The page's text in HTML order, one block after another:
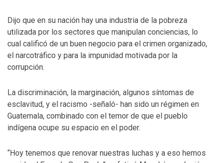
Dijo que en su nación hay una industria de la pobreza
utilizada por los sectores que manipulan conciencias, lo
cual calificó de un buen negocio para el crimen organizado,
el narcotráfico y para la impunidad motivada por la
corrupción.
La discriminación, la marginación, algunos síntomas de
esclavitud, y el racismo -señaló- han sido un régimen en
Guatemala, combinado con el temor de que el pueblo
indígena ocupe su espacio en el poder.
“Hoy tenemos que renovar nuestras luchas y a eso hemos